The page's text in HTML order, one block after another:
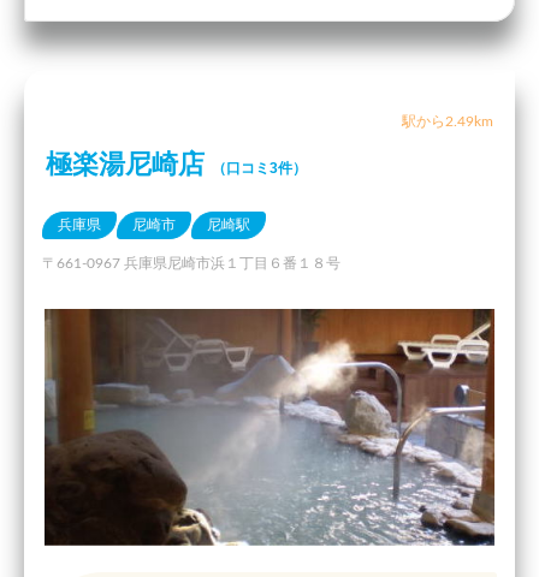
駅から2.49km
極楽湯尼崎店 （口コミ3件）
兵庫県 尼崎市 尼崎駅
〒661-0967 兵庫県尼崎市浜１丁目６番１８号